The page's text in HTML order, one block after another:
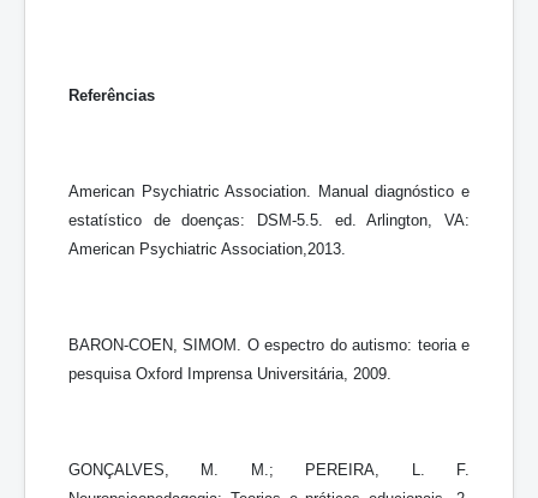
Referências
American Psychiatric Association. Manual diagnóstico e
estatístico de doenças: DSM-5.5. ed. Arlington, VA:
American Psychiatric Association,2013.
BARON-COEN, SIMOM. O espectro do autismo: teoria e
pesquisa Oxford Imprensa Universitária, 2009.
GONÇALVES, M. M.; PEREIRA, L. F.